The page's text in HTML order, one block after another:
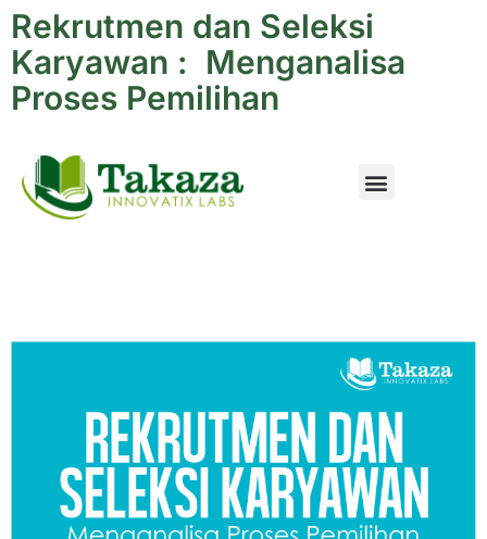
Rekrutmen dan Seleksi
Karyawan : Menganalisa
Proses Pemilihan